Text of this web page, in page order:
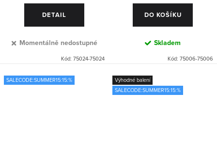
DETAIL
Momentálně nedostupné
Kód: 75024-75024
DO KOŠÍKU
Skladem
Kód: 75006-75006
SALECODE:SUMMER15:15:%
Výhodné balení
SALECODE:SUMMER15:15:%